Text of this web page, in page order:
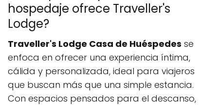
hospedaje ofrece Traveller's
Lodge?
Traveller's Lodge Casa de Huéspedes se
enfoca en ofrecer una experiencia íntima,
cálida y personalizada, ideal para viajeros
que buscan más que una simple estancia.
Con espacios pensados para el descanso,